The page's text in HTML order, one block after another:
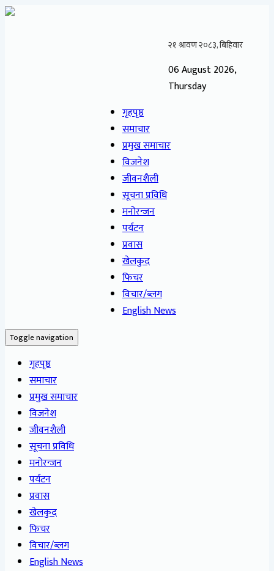
06 August 2026,
Thursday
गृहपृष्ठ
समाचार
प्रमुख समाचार
विजनेश
जीवनशैली
सूचना प्रविधि
मनोरन्जन
पर्यटन
प्रवास
खेलकुद
फिचर
विचार/ब्लग
English News
Toggle navigation
गृहपृष्ठ
समाचार
प्रमुख समाचार
विजनेश
जीवनशैली
सूचना प्रविधि
मनोरन्जन
पर्यटन
प्रवास
खेलकुद
फिचर
विचार/ब्लग
English News